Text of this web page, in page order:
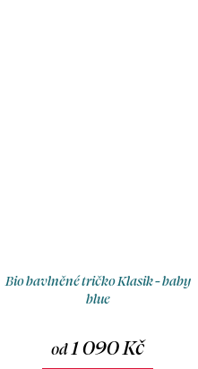
Bio bavlněné tričko Klasik - baby
blue
od 1 090 Kč